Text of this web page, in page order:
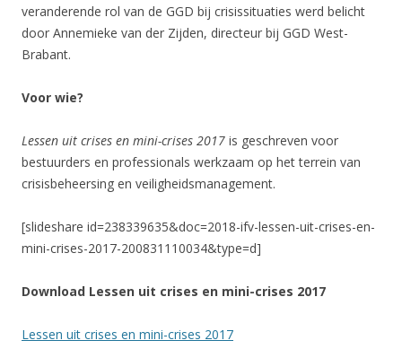
veranderende rol van de GGD bij crisissituaties werd belicht
door Annemieke van der Zijden, directeur bij GGD West-
Brabant.
Voor wie?
Lessen uit crises en mini-crises 2017 is geschreven voor
bestuurders en professionals werkzaam op het terrein van
crisisbeheersing en veiligheidsmanagement.
[slideshare id=238339635&doc=2018-ifv-lessen-uit-crises-en-
mini-crises-2017-200831110034&type=d]
Download Lessen uit crises en mini-crises 2017
Lessen uit crises en mini-crises 2017